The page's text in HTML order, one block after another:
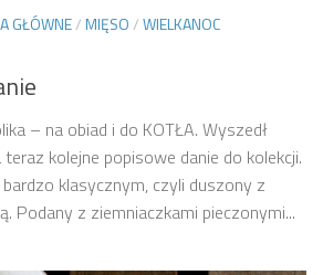
GŁÓWNE/MIĘSO/WIELKANOC
– na obiad i do KOTŁA. Wyszedł
kolejne popisowe danie do kolekcji.
klasycznym, czyli duszony z
Podany z ziemniaczkami pieczonymi...